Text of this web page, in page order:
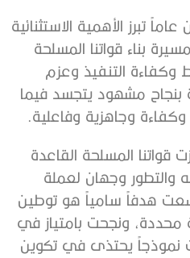
تبرز الأهمية الاستثنائية
بناء قواتنا المسلحة
وكفاءة التنفيذ وعزم
بنجاح مشهود يتجسد فيما
وجاهزية وفاعلية.
قواتنا المسلحة القاعدة
والتطور وجهان لعملة
هدفاً سامياً هو توطين
محددة، ونجحت بامتياز في
نموذجاً يحتذى في تكوين